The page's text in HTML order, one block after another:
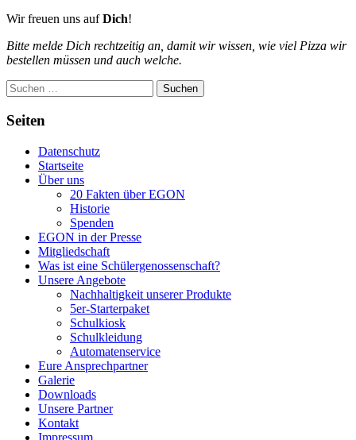
Wir freuen uns aufDich!
Bitte melde Dich rechtzeitig an, damit wir wissen, wie viel Pizza wir
bestellen müssen und auch welche.
Suchen
nach:
Seiten
Datenschutz
Startseite
Über uns
20 Fakten über EGON
Historie
Spenden
EGON in der Presse
Mitgliedschaft
Was ist eine Schülergenossenschaft?
Unsere Angebote
Nachhaltigkeit unserer Produkte
5er-Starterpaket
Schulkiosk
Schulkleidung
Automatenservice
Eure Ansprechpartner
Galerie
Downloads
Unsere Partner
Kontakt
Impressum